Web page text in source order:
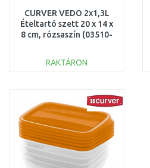
CURVER VEDO 2x1,3L
Ételtartó szett 20 x 14 x
8 cm, rózsaszín (03510-
RAKTÁRON
Összehasonlítás